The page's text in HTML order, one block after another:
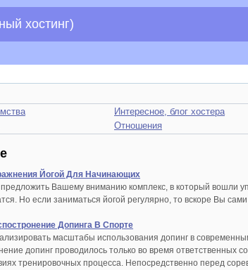
хостинг)
Интересное, блог хостера
Отношения
Йогой Для Начинающих
Вашему вниманию комплекс, в который вошли
Но если заниматься йогой регулярно, то вскоре Вы
Допинга В Спорте
масштабы использования допинг в
допинг проводилось только во время ответственных
тренировочных процесса. Непосредственно перед